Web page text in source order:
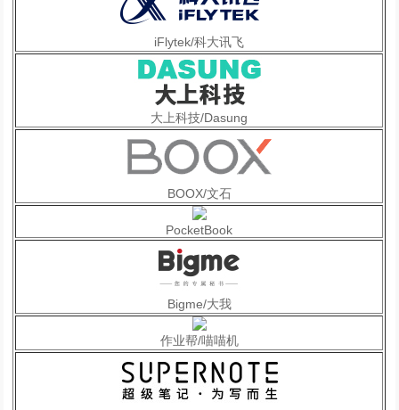
iFlytek/科大讯飞
大上科技/Dasung
BOOX/文石
PocketBook
Bigme/大我
作业帮/喵喵机